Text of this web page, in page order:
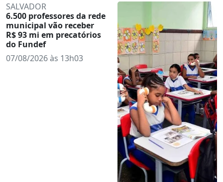
SALVADOR
6.500 professores da rede
municipal vão receber
R$ 93 mi em precatórios
do Fundef
07/08/2026 às 13h03